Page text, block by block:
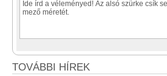
TOVÁBBI HÍREK